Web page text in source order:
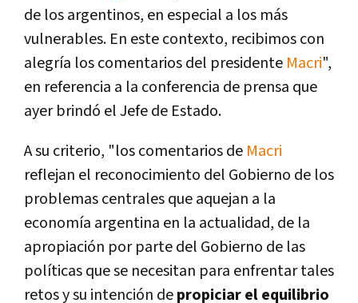
de los argentinos, en especial a los más
vulnerables. En este contexto, recibimos con
alegrí­a los comentarios del presidente Macri",
en referencia a la conferencia de prensa que
ayer brindó el Jefe de Estado.
A su criterio, "los comentarios de Macri
reflejan el reconocimiento del Gobierno de los
problemas centrales que aquejan a la
economí­a argentina en la actualidad, de la
apropiación por parte del Gobierno de las
polí­ticas que se necesitan para enfrentar tales
retos y su intención depropiciar el equilibrio